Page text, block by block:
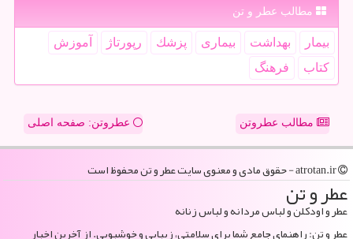
مطالب عطر و تن
بیمار بهداشت بیماری پزشك رپورتاژ
آموزش
كتاب
فرهنگ
مطالب عطروتن عطروتن: صفحه اصلی
عطر و تن
عطر و اودکلن و لباس مردانه و لباس زنانه
عطر و تن: راهنمای جامع شما برای سلامتی، زیبایی و خوشبویی. از آخرین اخبار